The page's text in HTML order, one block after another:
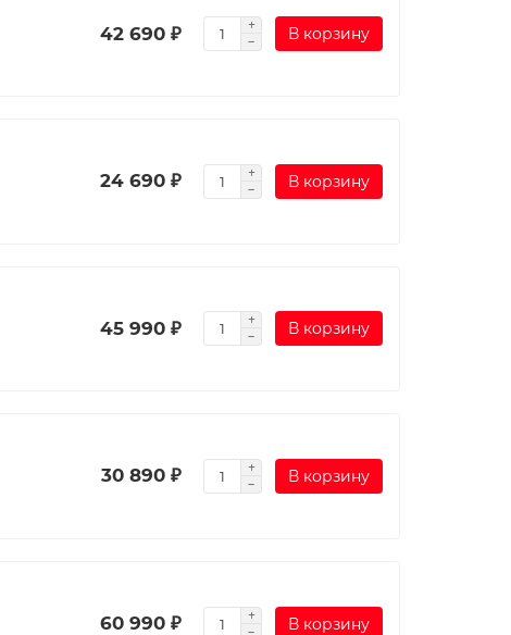
42 690 ₽ В корзину
24 690 ₽ В корзину
45 990 ₽ В корзину
30 890 ₽ В корзину
60 990 ₽ В корзину